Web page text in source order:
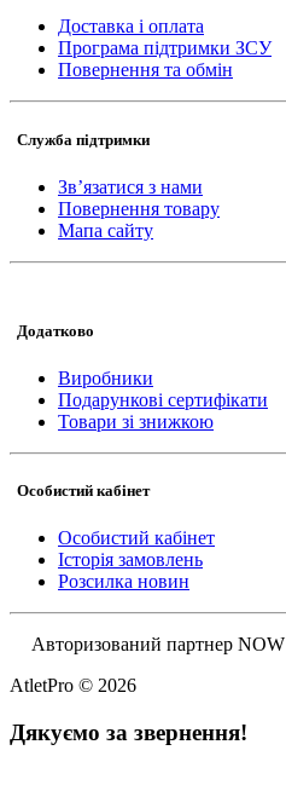
Доставка і оплата
Програма підтримки ЗСУ
Повернення та обмін
Служба підтримки
Зв’язатися з нами
Повернення товару
Мапа сайту
Додатково
Виробники
Подарункові сертифікати
Товари зі знижкою
Особистий кабінет
Особистий кабінет
Історія замовлень
Розсилка новин
Авторизований партнер NOW
AtletPro © 2026
Дякуємо за звернення!